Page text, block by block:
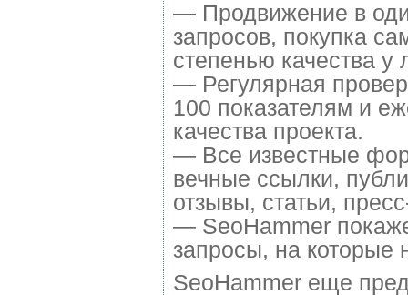
— Продвижение в
запросов, покупка
степенью качества
— Регулярная
100 показателям и
качества проекта.
— Все известные
вечные ссылки,
отзывы, статьи,
— SeoHammer
запросы, на которые
SeoHammer еще